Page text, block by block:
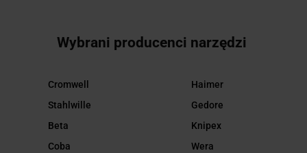
Wybrani producenci narzędzi
Cromwell
Stahlwille
Beta
Coba
Haimer
Gedore
Knipex
Wera